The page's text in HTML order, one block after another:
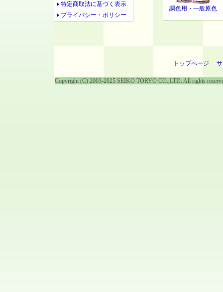
特定商取法に基づく表示
プライバシー・ポリシー
調色用・一般原色
トップページ
Copyright (C) 2003-2025 SEIKO TORYO CO.,LTD. All rights